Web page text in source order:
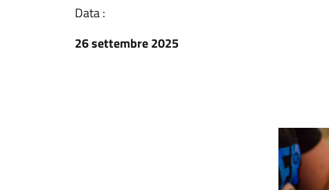
Data :
26 settembre 2025